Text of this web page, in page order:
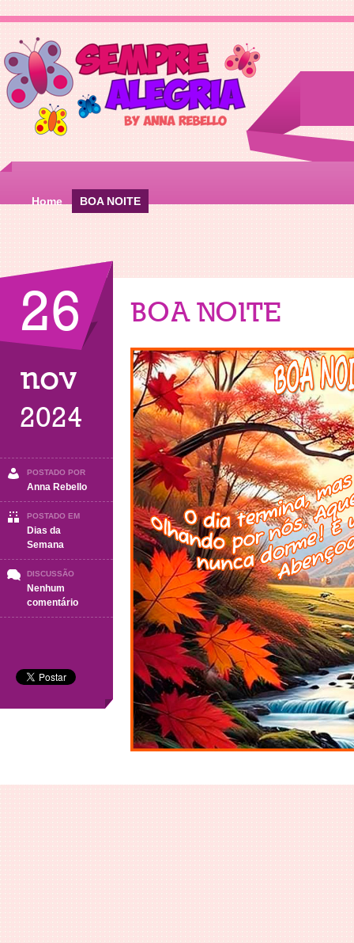
Home BOA NOITE
26
nov
2024
POSTADO POR
Anna Rebello
POSTADO EM
Dias da
Semana
DISCUSSÃO
Nenhum
comentárioem
BOA
BOA NOITE